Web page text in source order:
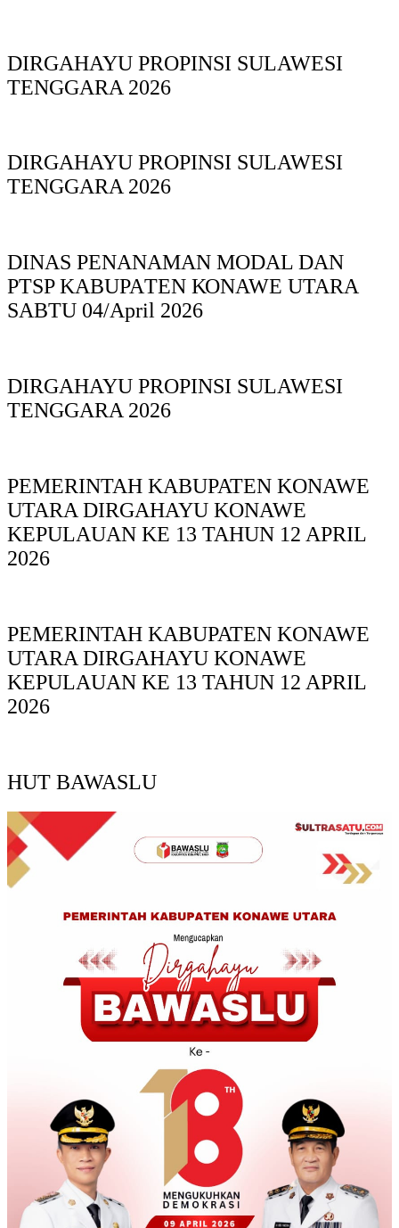
DIRGAHAYU PROPINSI SULAWESI
TENGGARA 2026
DIRGAHAYU PROPINSI SULAWESI
TENGGARA 2026
DINAS PΕΝΑΝΑΜAN MODAL DAN
PTSP KABUPAΤΕΝ ΚΟNAWE UTARA
SABTU 04/April 2026
DIRGAHAYU PROPINSI SULAWESI
TENGGARA 2026
PEMERINTAH KABUPATEN KONAWE
UTARA DIRGAHAYU KONAWE
KEPULAUAN KE 13 TAHUN 12 APRIL
2026
PEMERINTAH KABUPATEN KONAWE
UTARA DIRGAHAYU KONAWE
KEPULAUAN KE 13 TAHUN 12 APRIL
2026
HUT BAWASLU